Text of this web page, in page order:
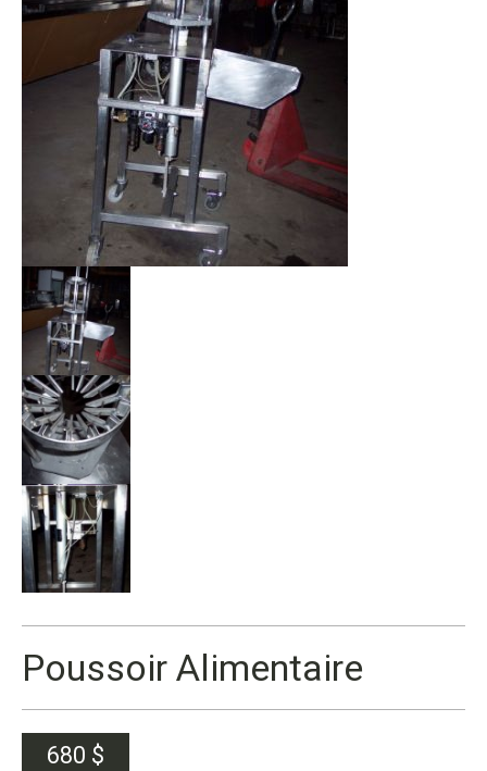
Poussoir Alimentaire
680 $